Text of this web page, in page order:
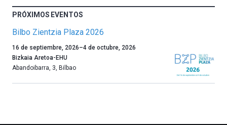
PRÓXIMOS EVENTOS
Bilbo Zientzia Plaza 2026
Un
año
más,
16 de septiembre, 2026–4 de octubre, 2026
Bizkaia Aretoa-EHU
Abandoibarra, 3, Bilbao